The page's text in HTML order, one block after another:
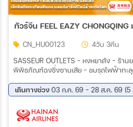
ทัวร์จีน FEEL EAZY
CN_HU00123 4วัน 3คืน
SASSEUR OUTLETS – หงหยาต้ง - ร้านยาสมุนไพ
พิพิธภัณฑ์ฉงชิ่งซานเสีย – ชมรถไฟฟ้าทะ
RING MALL – ถนนโบราณริมผา – พิพิธภัณฑ์ศิลป
เจี่ยฟ่างเป่ย
เดินทางช่วง 03 ก.ค. 69 - 28 ส.ค. 69 (5
20 ส.ค. 69 - 23 ส.ค. 69
28 ส.ค. 69 - 31 ส.ค. 69